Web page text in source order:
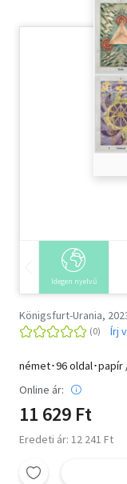
Szótár, nyelvkönyv
Tankönyv,
Történelem
VallásIdegen nyelvű
Königsfurt-Urania,
Írj
német･96 oldal･papír
Online ár:
11 629 Ft
Eredeti ár: 12 241 Ft